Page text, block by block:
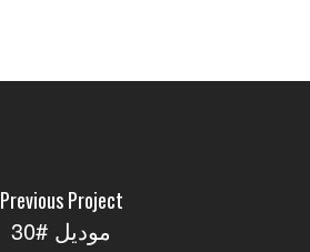
Previous Project
موديل #30